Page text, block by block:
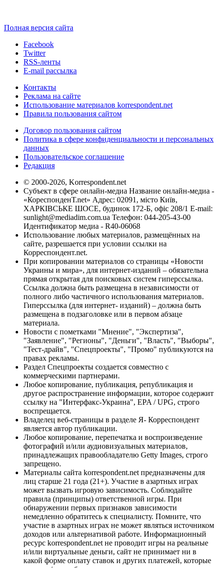
Полная версия сайта
Facebook
Twitter
RSS-ленты
E-mail рассылка
Контакты
Реклама на сайте
Использование материалов korrespondent.net
Правила пользования сайтом
Договор пользования сайтом
Политика в сфере конфиденциальности и персональных
данных
Пользовательское соглашение
Редакция
© 2000-2026, Korrespondent.net
Субъект в сфере онлайн-медиа Название онлайн-медиа -
«КореспонденТ.net» Адрес: 02091, місто Київ,
ХАРКІВСЬКЕ ШОСЕ, будинок 172-Б, офіс 208/1 E-mail:
sunlight@mediadim.com.ua Телефон: 044-205-43-00
Идентификатор медиа - R40-06068
Использование любых материалов, размещённых на
сайте, разрешается при условии ссылки на
Корреспондент.net.
При копировании материалов со страницы «Новости
Украины и мира», для интернет-изданий – обязательна
прямая открытая для поисковых систем гиперссылка.
Ссылка должна быть размещена в независимости от
полного либо частичного использования материалов.
Гиперссылка (для интернет- изданий) – должна быть
размещена в подзаголовке или в первом абзаце
материала.
Новости с пометками "Мнение", "Экспертиза",
"Заявление", "Регионы", "Деньги", "Власть", "Выборы",
"Тест-драйв", "Спецпроекты", "Промо" публикуются на
правах рекламы.
Раздел Спецпроекты создается совместно с
коммерческими партнерами.
Любое копирование, публикация, републикация и
другое распространение информации, которое содержит
ссылку на "Интерфакс-Украина", EPA / UPG, строго
воспрещается.
Владелец веб-страницы в разделе Я- Корреспондент
является автор публикации.
Любое копирование, перепечатка и воспроизведение
фотографий и/или аудиовизуальных материалов,
принадлежащих правообладателю Getty Images, строго
запрещено.
Материалы сайта korrespondent.net предназначены для
лиц старше 21 года (21+). Участие в азартных играх
может вызвать игровую зависимость. Соблюдайте
правила (принципы) ответственной игры. При
обнаружении первых признаков зависимости
немедленно обратитесь к специалисту. Помните, что
участие в азартных играх не может являться источником
доходов или альтернативой работе. Информационный
ресурс korrespondent.net не проводит игры на реальные
и/или виртуальные деньги, сайт не принимает ни в
какой форме оплату ставок и других платежей, которые